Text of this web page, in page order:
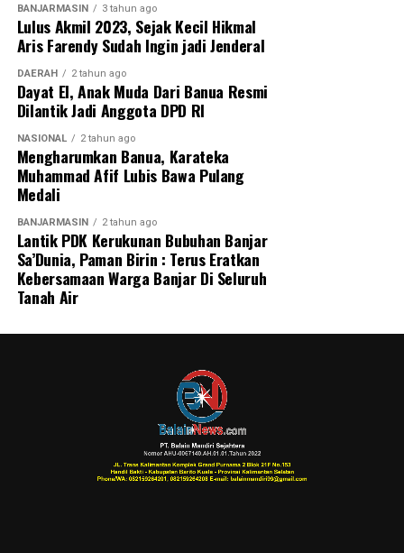
BANJARMASIN 3 tahun ago
Lulus Akmil 2023, Sejak Kecil Hikmal
Aris Farendy Sudah Ingin jadi Jenderal
DAERAH 2 tahun ago
Dayat El, Anak Muda Dari Banua Resmi
Dilantik Jadi Anggota DPD RI
NASIONAL 2 tahun ago
Mengharumkan Banua, Karateka
Muhammad Afif Lubis Bawa Pulang
Medali
BANJARMASIN 2 tahun ago
Lantik PDK Kerukunan Bubuhan Banjar
Sa’Dunia, Paman Birin : Terus Eratkan
Kebersamaan Warga Banjar Di Seluruh
Tanah Air